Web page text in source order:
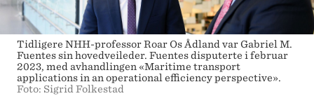
Tidligere NHH-professor Roar Os Ådland var Gabriel M.
Fuentes sin hovedveileder. Fuentes disputerte i februar
2023, med avhandlingen «Maritime transport
applications in an operational efficiency perspective».
Foto: Sigrid Folkestad